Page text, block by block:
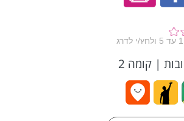
| קומה 2